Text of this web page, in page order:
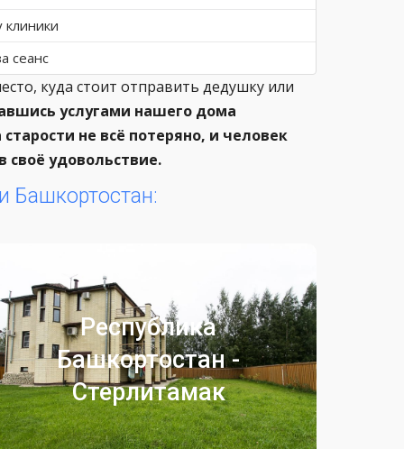
клиники
сеанс
куда стоит отправить дедушку или
услугами нашего дома
не всё потеряно, и человек
своё удовольствие.
Башкортостан:
Республика
Башкортостан -
Стерлитамак
Стерлитамак
Частный пансионат для престарелых
Республика Башкортостан
Город Стерлитамак